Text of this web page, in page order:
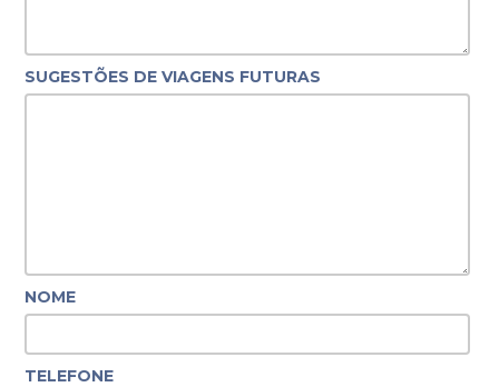
SUGESTÕES DE VIAGENS FUTURAS
NOME
TELEFONE